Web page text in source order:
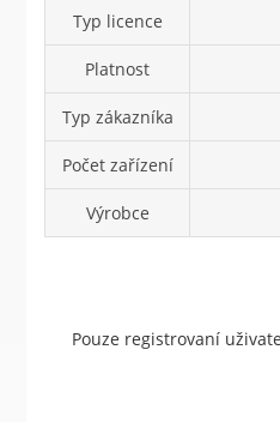
Typ licence
Platnost
Typ zákazníka
Počet zařízení
Výrobce
Pouze registrovaní